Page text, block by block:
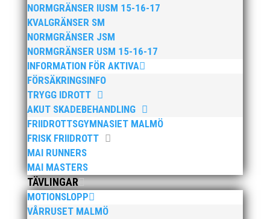
NORMGRÄNSER IUSM 15-16-17
KVALGRÄNSER SM
NORMGRÄNSER JSM
NORMGRÄNSER USM 15-16-17
INFORMATION FÖR AKTIVA
FÖRSÄKRINGSINFO
TRYGG IDROTT
AKUT SKADEBEHANDLING
FRIIDROTTSGYMNASIET MALMÖ
FRISK FRIIDROTT
MAI RUNNERS
MAI MASTERS
TÄVLINGAR
MOTIONSLOPP
VÅRRUSET MALMÖ
Anders Hallström, 55, blir ny klubbchef i MAI.
Han börjar sin anställning den 13 april. Anders
har ett brett idrottsintresse och har bland
annat fungerat som tränare inom hockeyn i
Trelleborg och fotbollen i Höllviken tidigare. I
fortsättningen blir det dock friidrott...